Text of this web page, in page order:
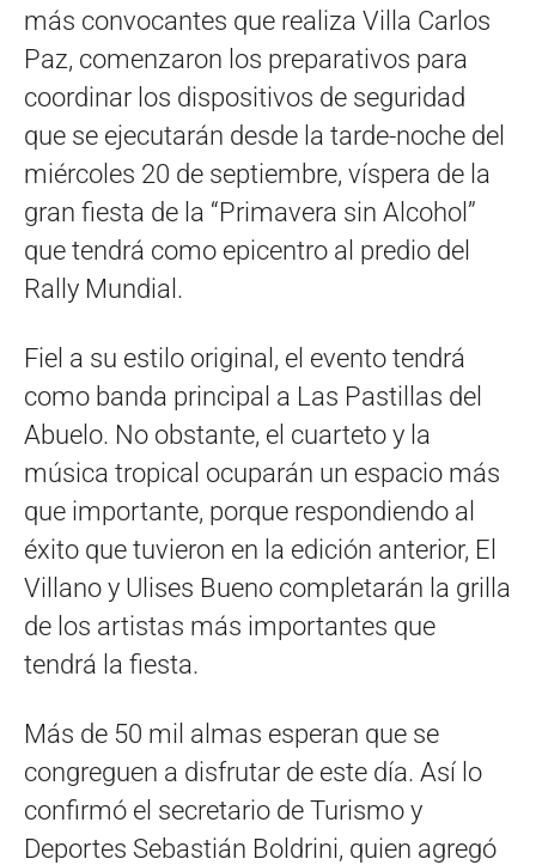
más convocantes que realiza Villa Carlos
Paz, comenzaron los preparativos para
coordinar los dispositivos de seguridad
que se ejecutarán desde la tarde-noche del
miércoles 20 de septiembre, víspera de la
gran fiesta de la “Primavera sin Alcohol”
que tendrá como epicentro al predio del
Rally Mundial.
Fiel a su estilo original, el evento tendrá
como banda principal a Las Pastillas del
Abuelo. No obstante, el cuarteto y la
música tropical ocuparán un espacio más
que importante, porque respondiendo al
éxito que tuvieron en la edición anterior, El
Villano y Ulises Bueno completarán la grilla
de los artistas más importantes que
tendrá la fiesta.
Más de 50 mil almas esperan que se
congreguen a disfrutar de este día. Así lo
confirmó el secretario de Turismo y
Deportes Sebastián Boldrini, quien agregó